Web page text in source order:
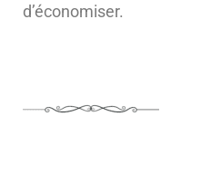
d’économiser.